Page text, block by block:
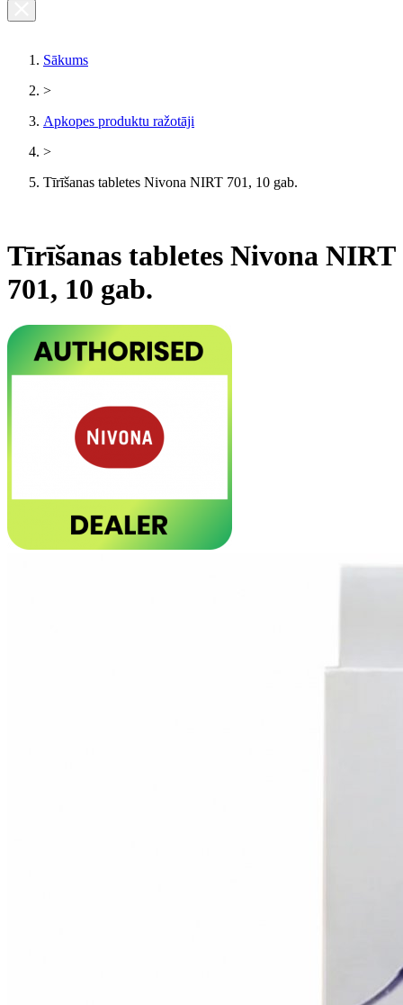
Sākums
>
Apkopes produktu ražotāji
>
Tīrīšanas tabletes Nivona NIRT 701, 10 gab.
Tīrīšanas tabletes Nivona NIRT
701, 10 gab.